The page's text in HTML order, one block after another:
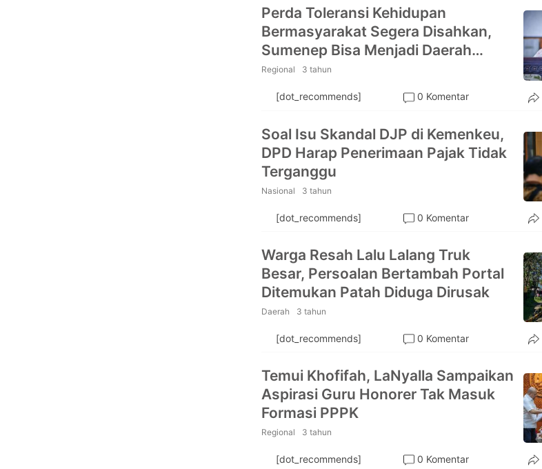
Perda Toleransi Kehidupan
Bermasyarakat Segera Disahkan,
Sumenep Bisa Menjadi Daerah
Percontohan di Madura
Regional 3 tahun
[dot_recommends] 0 Komentar
Soal Isu Skandal DJP di Kemenkeu,
DPD Harap Penerimaan Pajak Tidak
Terganggu
Nasional 3 tahun
[dot_recommends] 0 Komentar
Warga Resah Lalu Lalang Truk
Besar, Persoalan Bertambah Portal
Ditemukan Patah Diduga Dirusak
Daerah 3 tahun
[dot_recommends] 0 Komentar
Temui Khofifah, LaNyalla Sampaikan
Aspirasi Guru Honorer Tak Masuk
Formasi PPPK
Regional 3 tahun
[dot_recommends] 0 Komentar